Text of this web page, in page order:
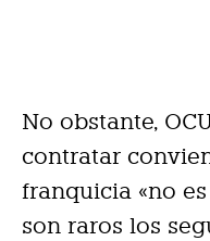
No obstante,
contratar
franquicia «no
son raros los